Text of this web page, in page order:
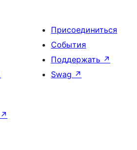
Присоединиться
События
Поддержать ↗
Swag ↗
↗